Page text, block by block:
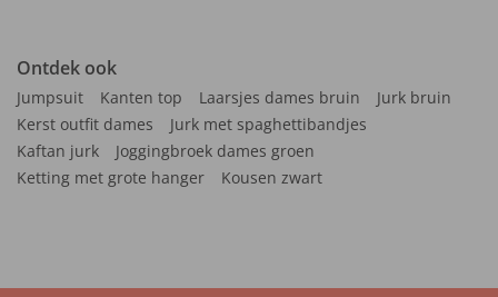
Ontdek ook
Jumpsuit Kanten top Laarsjes dames bruin
Jurk bruin
Kerst outfit dames
Jurk met spaghettibandjes
Kaftan jurk
Joggingbroek dames groen
Ketting met grote hanger
Kousen zwart